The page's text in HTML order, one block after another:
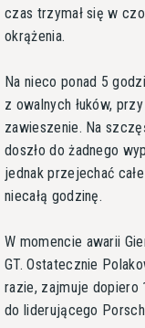
czas trzymał się w
okrążenia.
Na nieco ponad 5
z owalnych łuków,
zawieszenie. Na
doszło do żadnego
jednak przejechać
niecałą godzinę.
W momencie awarii
GT. Ostatecznie
razie, zajmuje
do liderującego